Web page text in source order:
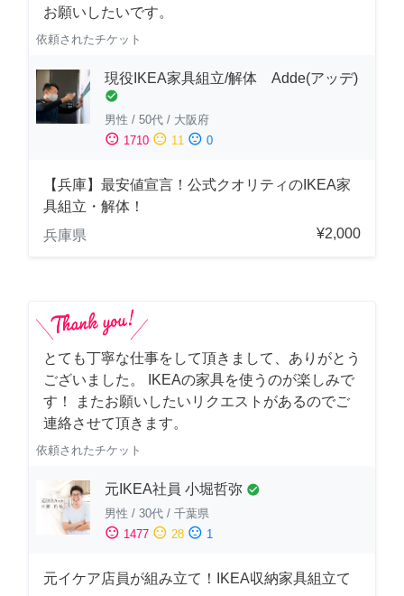
お願いしたいです。
依頼されたチケット
現役IKEA家具組立/解体 Adde(アッデ)
check_circle
男性 / 50代 / 大阪府
sentiment_satisfied 1710 sentiment_neutral 11 sentiment_dissatisfied 0
【兵庫】最安値宣言！公式クオリティのIKEA家
具組立・解体！
兵庫県
¥2,000
とても丁寧な仕事をして頂きまして、ありがとう
ございました。 IKEAの家具を使うのが楽しみで
す！ またお願いしたいリクエストがあるのでご
連絡させて頂きます。
依頼されたチケット
元IKEA社員 小堀哲弥 check_circle
男性 / 30代 / 千葉県
sentiment_satisfied 1477 sentiment_neutral 28 sentiment_dissatisfied 1
元イケア店員が組み立て！IKEA収納家具組立て